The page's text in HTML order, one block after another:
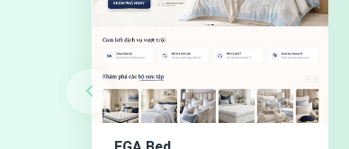
3. Tính năng bộ lọc thông minh được
được tốt hơn. Có thể search nhanh